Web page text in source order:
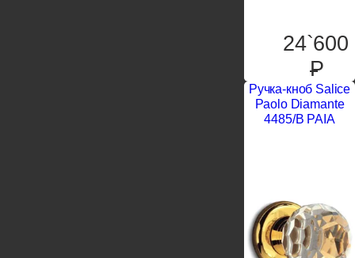
24`600
P
Ручка-кноб Salice
Paolo Diamante
4485/B PAIA